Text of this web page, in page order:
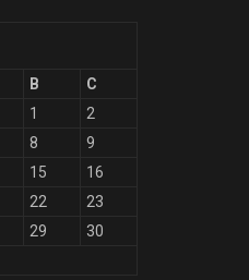
B
C
1
2
8
9
15
16
22
23
29
30